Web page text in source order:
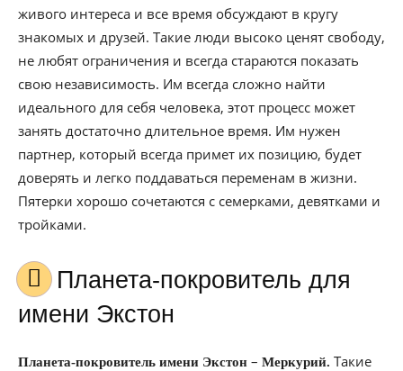
живого интереса и все время обсуждают в кругу
знакомых и друзей. Такие люди высоко ценят свободу,
не любят ограничения и всегда стараются показать
свою независимость. Им всегда сложно найти
идеального для себя человека, этот процесс может
занять достаточно длительное время. Им нужен
партнер, который всегда примет их позицию, будет
доверять и легко поддаваться переменам в жизни.
Пятерки хорошо сочетаются с семерками, девятками и
тройками.
Планета-покровитель для
имени Экстон
Планета-покровитель имени Экстон – Меркурий. Такие